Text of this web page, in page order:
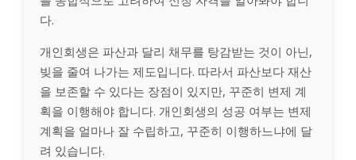
다.
개인회생은 파산과 달리 채무를 탕감받는 것이 아닌,
빚을 줄여 나가는 제도입니다. 따라서 파산보다 재산
을 보존할 수 있다는 장점이 있지만, 꾸준히 변제 계
획을 이행해야 합니다. 개인회생의 성공 여부는 변제
계획을 얼마나 잘 수립하고, 꾸준히 이행하느냐에 달
려 있습니다.